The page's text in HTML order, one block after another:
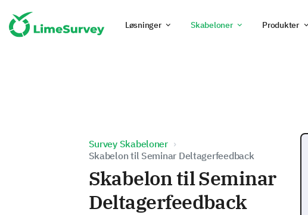
Løsninger Skabeloner Produkter
Survey Skabeloner
Skabelon til Seminar Deltagerfeedback
Skabelon til Seminar
Deltagerfeedback